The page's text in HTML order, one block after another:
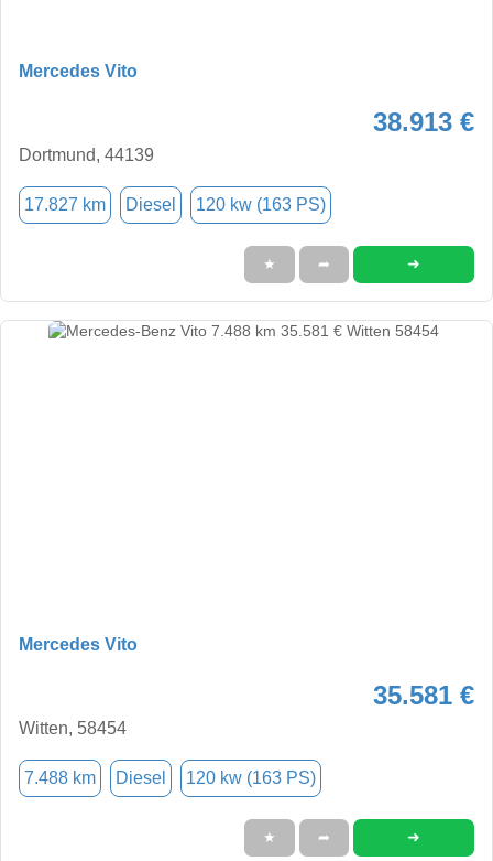
Mercedes Vito
38.913 €
Dortmund, 44139
17.827 km Diesel 120 kw (163 PS)
★ ➦ ➜
Mercedes Vito
35.581 €
Witten, 58454
7.488 km Diesel 120 kw (163 PS)
★ ➦ ➜